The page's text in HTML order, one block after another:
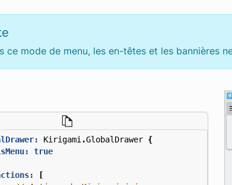
ce mode de menu, les en-têtes et les bannières
Kirigami .GlobalDrawer {
true
[